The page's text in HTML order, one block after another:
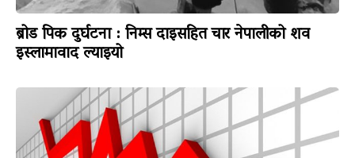
ब्रोड पिक दुर्घटना : निम्स दाइसहित चार नेपालीको शव
इस्लामावाद ल्याइयो